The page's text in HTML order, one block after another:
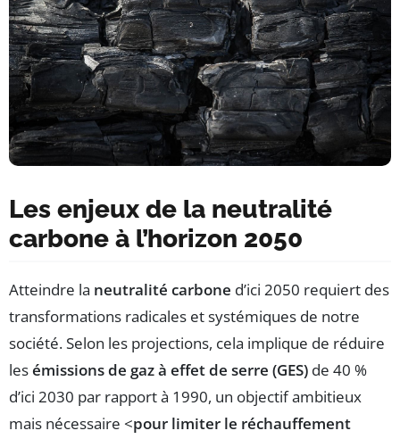
Les enjeux de la neutralité
carbone à l’horizon 2050
Atteindre la neutralité carbone d’ici 2050 requiert des
transformations radicales et systémiques de notre
société. Selon les projections, cela implique de réduire
lesémissions de gaz à effet de serre (GES) de 40 %
d’ici 2030 par rapport à 1990, un objectif ambitieux
mais nécessaire <pour limiter le réchauffement